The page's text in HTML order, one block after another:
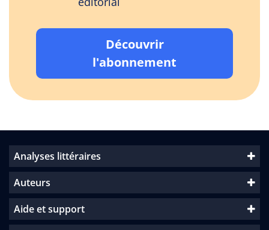
Découvrir
l'abonnement
Analyses littéraires
Auteurs
Aide et support